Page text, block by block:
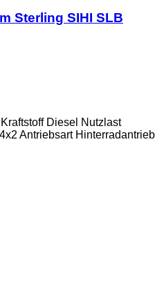
Sterling SIHI SLB
Kraftstoff Diesel Nutzlast
4x2 Antriebsart Hinterradantrieb